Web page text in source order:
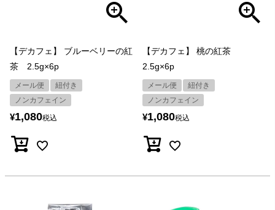
【デカフェ】 ブルーベリーの紅
茶 2.5g×6p
メール便
紐付き
ノンカフェイン
¥1,080税込
【デカフェ】 桃の紅茶
2.5g×6p
メール便
紐付き
ノンカフェイン
¥1,080税込